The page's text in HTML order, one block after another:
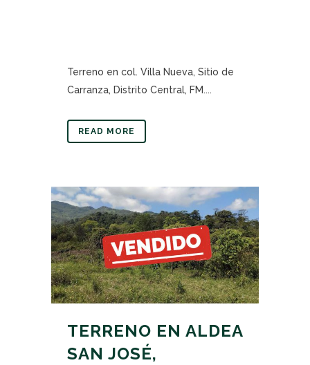
Terreno en col. Villa Nueva, Sitio de
Carranza, Distrito Central, FM....
READ MORE
TERRENO EN ALDEA
SAN JOSÉ,